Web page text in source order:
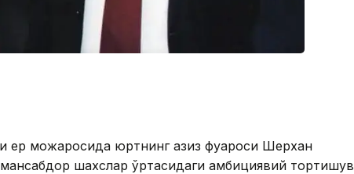
ер можаросида юртнинг азиз фуқароси Шерхан
шахслар ўртасидаги амбициявий тортишув